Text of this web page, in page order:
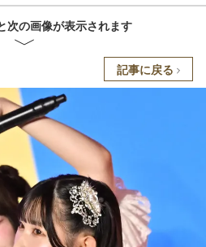
次の画像が表示されます
記事に戻る